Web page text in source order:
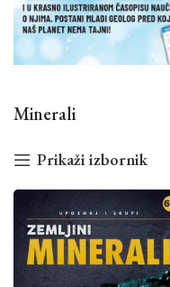
Minerali
Prikaži izbornik